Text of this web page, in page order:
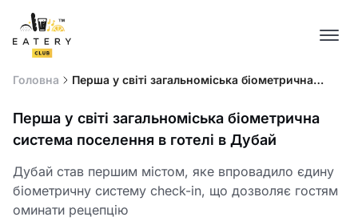
Головна
Перша у світі загальноміська біометрична
Перша у світі загальноміська біометрична
система поселення в готелі в Дубай
Дубай став першим містом, яке впровадило єдину
біометричну систему check-in, що дозволяє гостям
оминати рецепцію